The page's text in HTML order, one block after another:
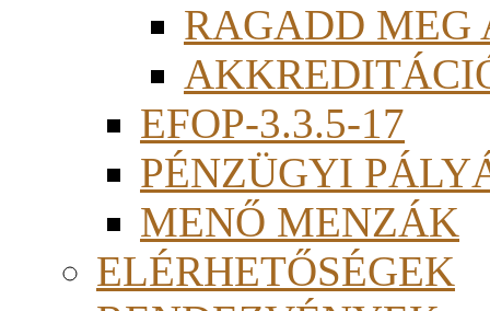
RAGADD MEG
EFOP-3.3.5-17
PÉNZÜGYI
MENŐ MENZÁK
ELÉRHETŐSÉGEK